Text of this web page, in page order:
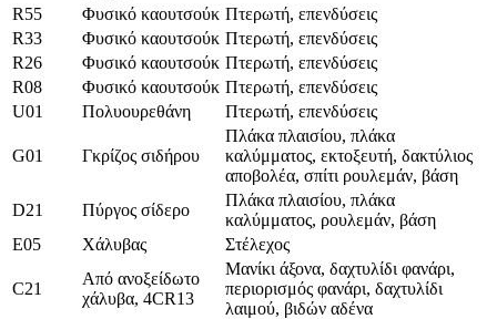
R55 Φυσικό καουτσούκ Πτερωτή, επενδύσεις
R33
Φυσικό καουτσούκ Πτερωτή, επενδύσεις
R26
Φυσικό καουτσούκ Πτερωτή, επενδύσεις
R08
Φυσικό καουτσούκ Πτερωτή, επενδύσεις
U01
Πολυουρεθάνη Πτερωτή, επενδύσεις
G01 Γκρίζος σιδήρου
Πλάκα πλαισίου, πλάκα
καλύμματος, εκτοξευτή, δακτύλιος
αποβολέα, σπίτι ρουλεμάν, βάση
D21
Πύργος σίδερο
Πλάκα πλαισίου, πλάκα
καλύμματος, ρουλεμάν, βάση
Ε05
Χάλυβας Στέλεχος
C21
Από ανοξείδωτο
χάλυβα, 4CR13
Μανίκι άξονα, δαχτυλίδι φανάρι,
περιορισμός φανάρι, δαχτυλίδι
λαιμού, βιδών αδένα